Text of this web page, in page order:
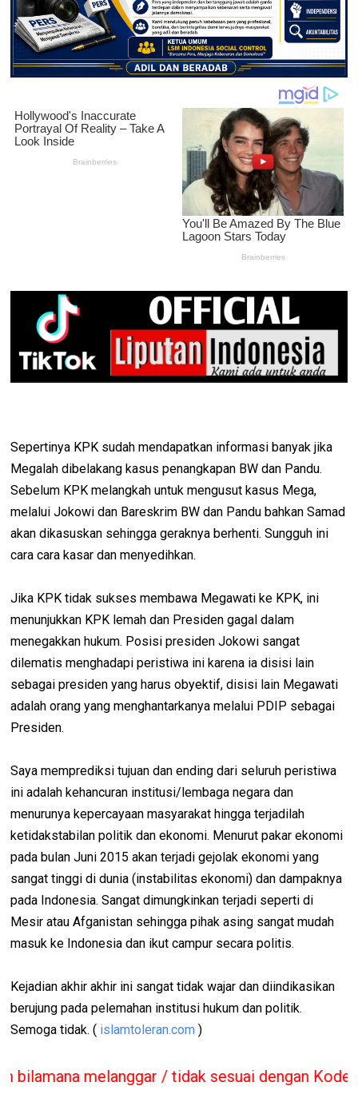
Sepertinya KPK sudah mendapatkan informasi banyak jika
Megalah dibelakang kasus penangkapan BW dan Pandu.
Sebelum KPK melangkah untuk mengusut kasus Mega,
melalui Jokowi dan Bareskrim BW dan Pandu bahkan Samad
akan dikasuskan sehingga geraknya berhenti. Sungguh ini
cara cara kasar dan menyedihkan.
Jika KPK tidak sukses membawa Megawati ke KPK, ini
menunjukkan KPK lemah dan Presiden gagal dalam
menegakkan hukum. Posisi presiden Jokowi sangat
dilematis menghadapi peristiwa ini karena ia disisi lain
sebagai presiden yang harus obyektif, disisi lain Megawati
adalah orang yang menghantarkanya melalui PDIP sebagai
Presiden.
Saya memprediksi tujuan dan ending dari seluruh peristiwa
ini adalah kehancuran institusi/lembaga negara dan
menurunya kepercayaan masyarakat hingga terjadilah
ketidakstabilan politik dan ekonomi. Menurut pakar ekonomi
pada bulan Juni 2015 akan terjadi gejolak ekonomi yang
sangat tinggi di dunia (instabilitas ekonomi) dan dampaknya
pada Indonesia. Sangat dimungkinkan terjadi seperti di
Mesir atau Afganistan sehingga pihak asing sangat mudah
masuk ke Indonesia dan ikut campur secara politis.
Kejadian akhir akhir ini sangat tidak wajar dan diindikasikan
berujung pada pelemahan institusi hukum dan politik.
Semoga tidak. ( islamtoleran.com )
/ tidak sesuai dengan Kode Etik